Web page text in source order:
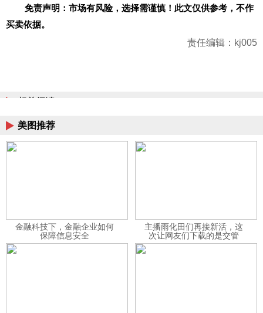
免责声明：市场有风险，选择需谨慎！此文仅供参考，不作
买卖依据。
责任编辑：kj005
相关阅读
美图推荐
金融科技下，金融企业如何
保障信息安全
主播雨化田们再接新活，这
次让网友们下载的是交管
12123APP